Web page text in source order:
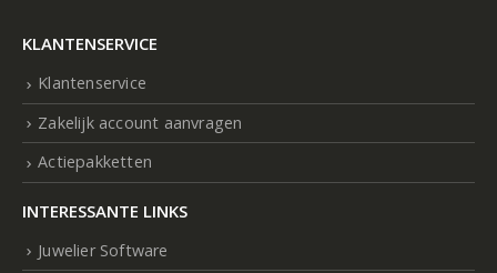
KLANTENSERVICE
Klantenservice
Zakelijk account aanvragen
Actiepakketten
INTERESSANTE LINKS
Juwelier Software